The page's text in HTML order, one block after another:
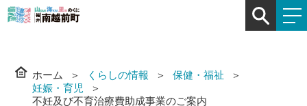
ホーム くらしの情報
保健・福祉
妊娠・育児
不妊及び不育治療費助成事業のご案内